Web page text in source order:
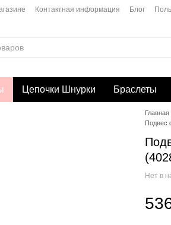
Контактная информация Блог
Цепочки Шнурки Браслеты
Главная
Подвес
Нет в